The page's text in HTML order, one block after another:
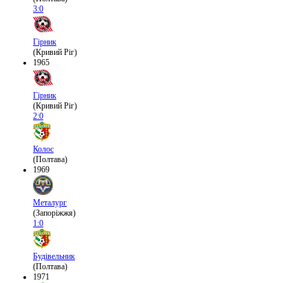
3:0
Гірник
(Кривий Ріг)
1965
Гірник
(Кривий Ріг)
2:0
Колос
(Полтава)
1969
Металург
(Запоріжжя)
1:0
Будівельник
(Полтава)
1971